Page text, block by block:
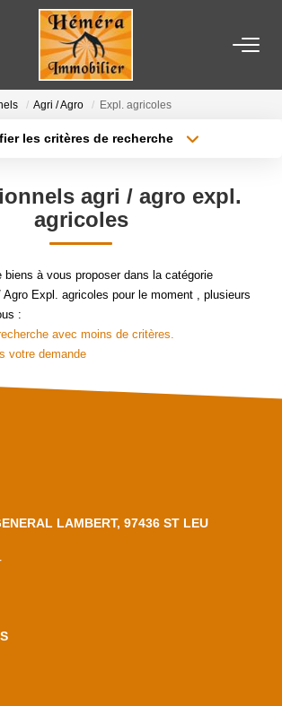
LOCATIONS
VENTES
ESTIMATION
Nos Partenaires
CONTACT
Agri / Agro Expl. agricoles
les critères de recherche
Budget max
agri / agro expl.
agricoles
biens à vous proposer dans la catégorie
Expl. agricoles pour le moment , plusieurs
:
avec moins de critères.
votre demande
LAMBERT, 97436 ST LEU